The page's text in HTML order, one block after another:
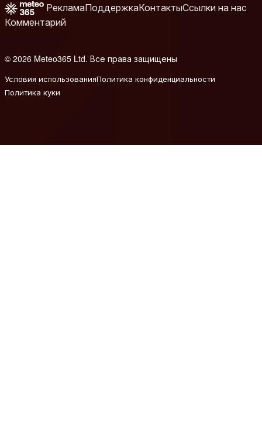
РекламаПоддержкаКонтактыСсылки на нас
Комментарий
© 2026 Meteo365 Ltd. Все права защищены
Условия использованияПолитика конфиденциальности
Политика куки